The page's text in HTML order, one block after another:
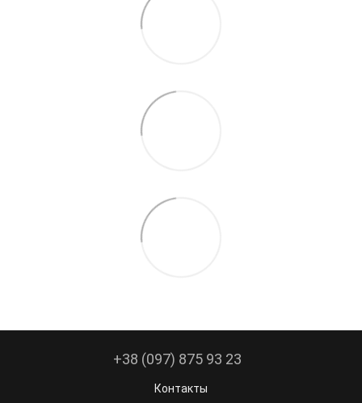
+38 (097) 875 93 23
Контакты